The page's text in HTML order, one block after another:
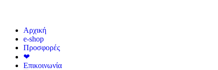
Αρχική
e-shop
Προσφορές
❤
Επικοινωνία